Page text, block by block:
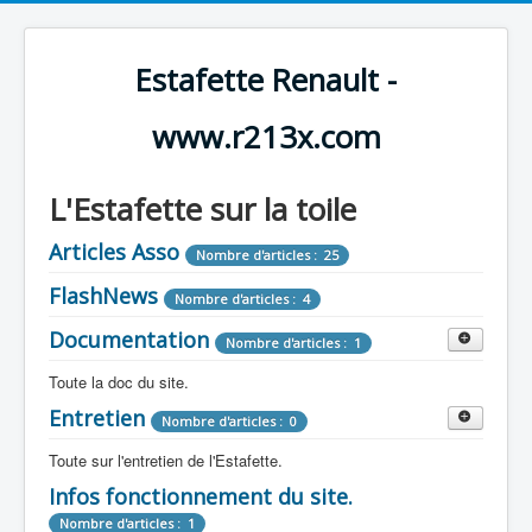
Estafette Renault -
www.r213x.com
L'Estafette sur la toile
Articles Asso Nombre d'articles : 25
FlashNews Nombre d'articles : 4
Documentation Nombre d'articles : 1
Toute la doc du site.
Revue de Presse Nombre d'articles : 9
Tous les articles que l'on a vu sur l'estafette !
Camping Car Nombre d'articles : 3
Entretien Nombre d'articles : 0
Toute sur l'entretien de l'Estafette.
Mécanique Nombre d'articles : 0
Infos fonctionnement du site.
Nombre d'articles : 1